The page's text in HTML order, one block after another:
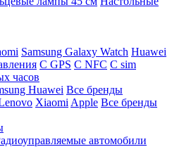
Samsung Galaxy Watch Huawei
C GPS C NFC C sim
часов
Huawei Все бренды
Xiaomi Apple Все бренды
автомобили